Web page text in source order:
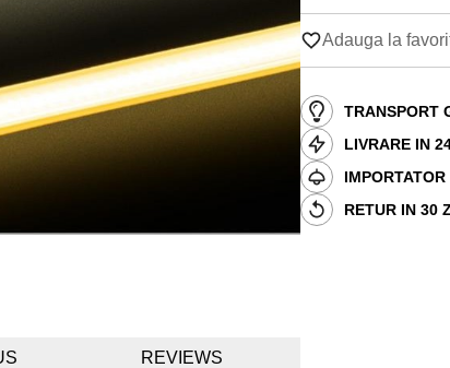
Adauga la
TRANSPORT
LIVRARE IN
RETUR IN 30
REVIEWS